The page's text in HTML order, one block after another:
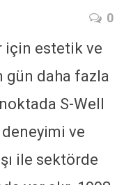
0
için estetik ve
gün daha fazla
S-Well
deneyimi ve
ile sektörde